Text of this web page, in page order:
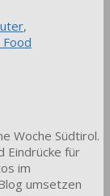
,
Food
Woche Südtirol.
Eindrücke für
im
umsetzen